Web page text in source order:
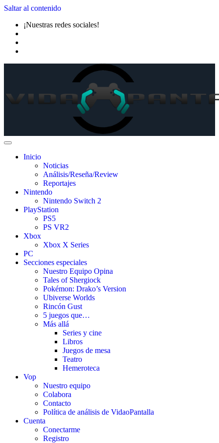
Saltar al contenido
¡Nuestras redes sociales!
Inicio
Noticias
Análisis/Reseña/Review
Reportajes
Nintendo
Nintendo Switch 2
PlayStation
PS5
PS VR2
Xbox
Xbox X Series
PC
Secciones especiales
Nuestro Equipo Opina
Tales of Shergiock
Pokémon: Drako’s Version
Ubiverse Worlds
Rincón Gust
5 juegos que…
Más allá
Series y cine
Libros
Juegos de mesa
Teatro
Hemeroteca
Vop
Nuestro equipo
Colabora
Contacto
Política de análisis de VidaoPantalla
Cuenta
Conectarme
Registro